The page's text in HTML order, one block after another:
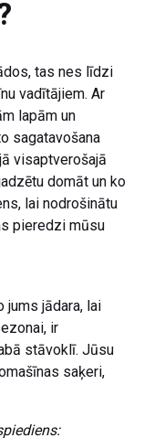
tas nes līdzi
vadītājiem. Ar
lapām un
sagatavošana
visaptverošajā
domāt un ko
lai nodrošinātu
pieredzi mūsu
jums jādara, lai
ir
stāvoklī. Jūsu
saķeri,